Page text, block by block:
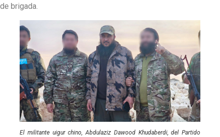
de brigada.
El militante uigur chino, Abdulaziz Dawood Khudaberdi, del Partido